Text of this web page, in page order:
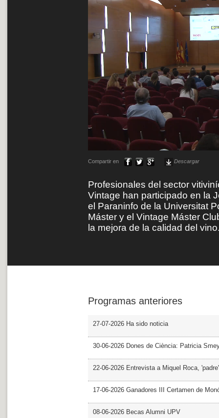
Compartir en Descargar
Profesionales del sector
Vintage han participado en la
el Paraninfo de la Universitat
Máster y el Vintage Máster
la mejora de la calidad del
Programas anteriores
27-07-2026 Ha sido noticia
30-06-2026 Dones de Ciència: Patricia
22-06-2026 Entrevista a Miquel Roca,
17-06-2026 Ganadores III Certamen de
08-06-2026 Becas Alumni UPV